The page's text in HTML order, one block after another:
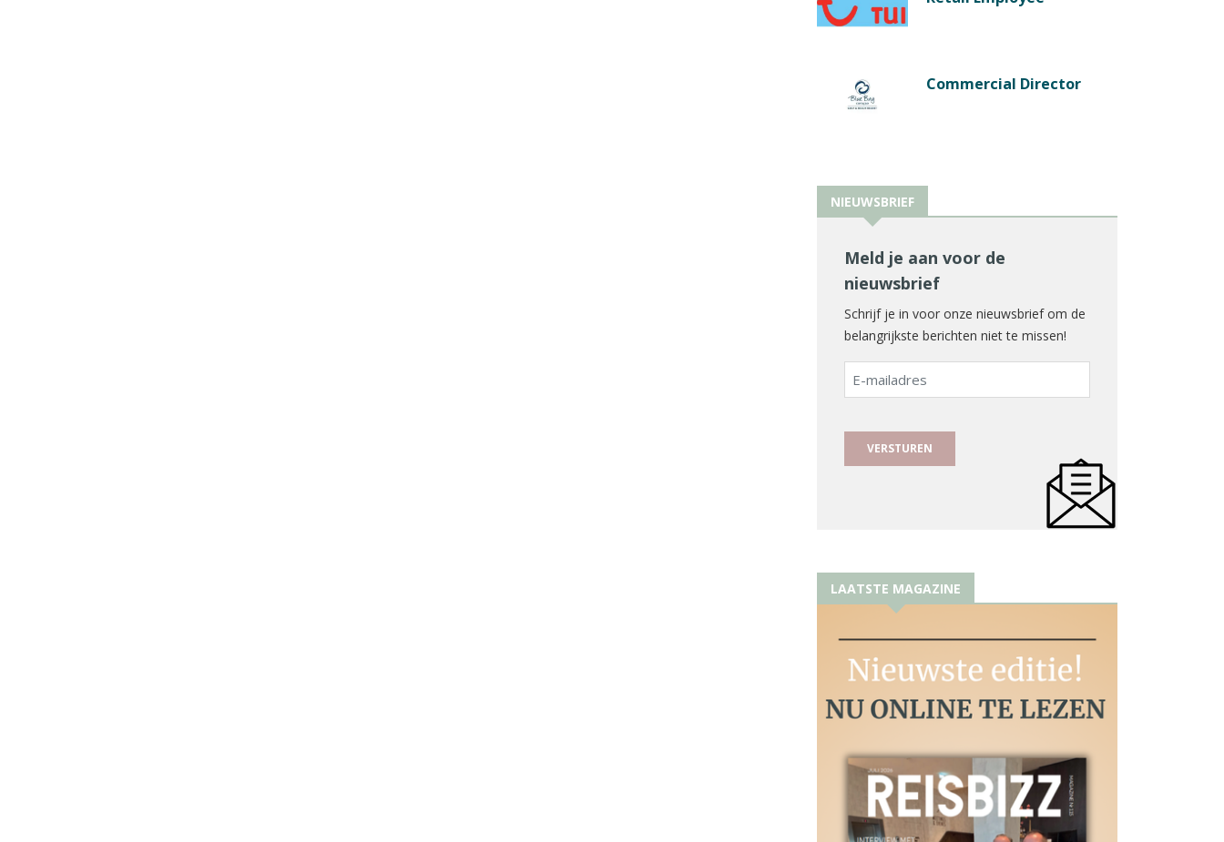
Commercial Director
NIEUWSBRIEF
Meld je aan voor de
nieuwsbrief
Schrijf je in voor onze nieuwsbrief om de
belangrijkste berichten niet te missen!
E-
mailadres
LAATSTE MAGAZINE